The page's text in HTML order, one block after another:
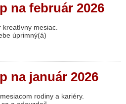
na február 2026
mesiac.
úprimný(á)
na január 2026
rodiny a kariéry.